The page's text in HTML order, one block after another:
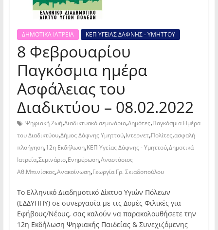
ΔΗΜΟΤΙΚΑ ΙΑΤΡΕΙΑ ΚΕΠ ΥΓΕΙΑΣ ΔΑΦΝΗΣ - ΥΜΗΤΤΟΥ
8 Φεβρουαρίου
Παγκόσμια ημέρα
Ασφάλειας του
Διαδικτύου – 08.02.2022
Ψηφιακή Ζωή,Διαδικτυακό σεμινάριο,Δημότες,Παγκόσμια Ημέρα
του Διαδικτύου,Δήμος Δάφνης Υμηττού,Ιντερνετ,Πολίτες,ασφαλή
πλοήγηση,12η Εκδήλωση,ΚΕΠ Υγείας Δάφνης - Υμηττού,Δημοτικά
Ιατρεία,Σεμινάριο,Ενημέρωση,Αναστάσιος
Αθ.Μπινίσκος,Ανακοίνωση,Γεωργία Γρ. Σκιαδοπούλου
Το Ελληνικό Διαδημοτικό Δίκτυο Υγιών Πόλεων
(ΕΔΔΥΠΠΥ) σε συνεργασία με τις Δομές Φιλικές για
Εφήβους/Νέους, σας καλούν να παρακολουθήσετε την
12η Εκδήλωση Ψηφιακής Παιδείας & Συνεχιζόμενης